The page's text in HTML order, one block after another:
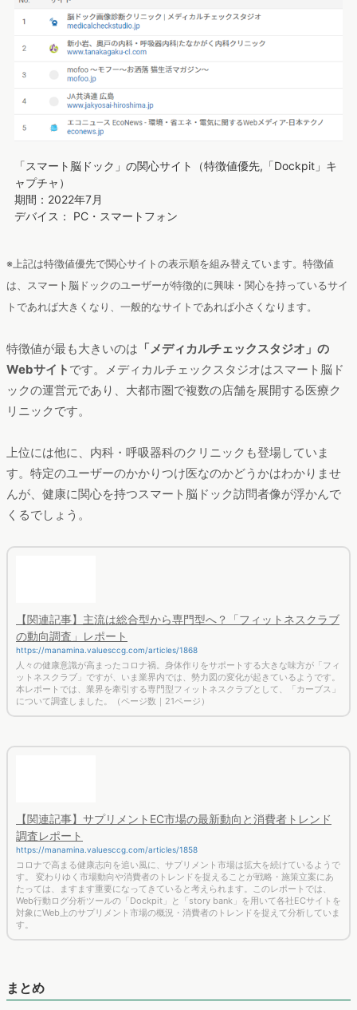
「スマート脳ドック」の関心サイト（特徴値優先,「Dockpit」キ
ャプチャ）
期間：2022年7月
デバイス： PC・スマートフォン
※上記は特徴値優先で関心サイトの表示順を組み替えています。特徴値
は、スマート脳ドックのユーザーが特徴的に興味・関心を持っているサイ
トであれば大きくなり、一般的なサイトであれば小さくなります。
特徴値が最も大きいのは 「メディカルチェックスタジオ」の
Webサイト です。メディカルチェックスタジオはスマート脳ド
ックの運営元であり、大都市圏で複数の店舗を展開する医療ク
リニックです。
上位には他に、内科・呼吸器科のクリニックも登場していま
す。特定のユーザーのかかりつけ医なのかどうかはわかりませ
んが、健康に関心を持つスマート脳ドック訪問者像が浮かんで
くるでしょう。
【関連記事】主流は総合型から専門型へ？「フィットネスクラブ
の動向調査」レポート
https://manamina.valuesccg.com/articles/1868
人々の健康意識が高まったコロナ禍。身体作りをサポートする大きな味方が「フィ
ットネスクラブ」ですが、いま業界内では、勢力図の変化が起きているようです。
本レポートでは、業界を牽引する専門型フィットネスクラブとして、「カーブス」
について調査しました。（ページ数｜21ページ）
【関連記事】サプリメントEC市場の最新動向と消費者トレンド
調査レポート
https://manamina.valuesccg.com/articles/1858
コロナで高まる健康志向を追い風に、サプリメント市場は拡大を続けているようで
す。 変わりゆく市場動向や消費者のトレンドを捉えることが戦略・施策立案にあ
たっては、ますます重要になってきていると考えられます。このレポートでは、
Web行動ログ分析ツールの「Dockpit」と「story bank」を用いて各社ECサイトを
対象にWeb上のサプリメント市場の概況・消費者のトレンドを捉えて分析していま
す。
まとめ